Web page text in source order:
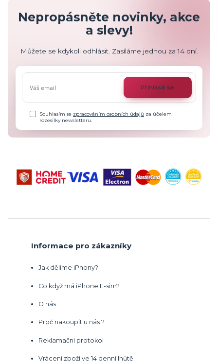
Nepropásněte novinky, akce
a slevy!
Můžete se kdykoli odhlásit. Zasíláme jednou za 14 dní.
Přihlásit se
Souhlasím se zpracováním osobních údajů za účelem
rozesílky newsletteru.
Informace pro zákazníky
Jak dělíme iPhony?
Co když má iPhone E-sim?
O nás
Proč nakoupit u nás ?
Reklamační protokol
Vrácení zboží ve 14 denní lhůtě